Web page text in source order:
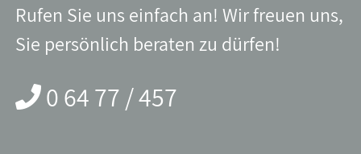
Rufen Sie uns einfach an! Wir freuen uns,
Sie persönlich beraten zu dürfen!
0 64 77 / 457